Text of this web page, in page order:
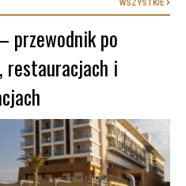
WSZYSTKIE
przewodnik po
restauracjach i